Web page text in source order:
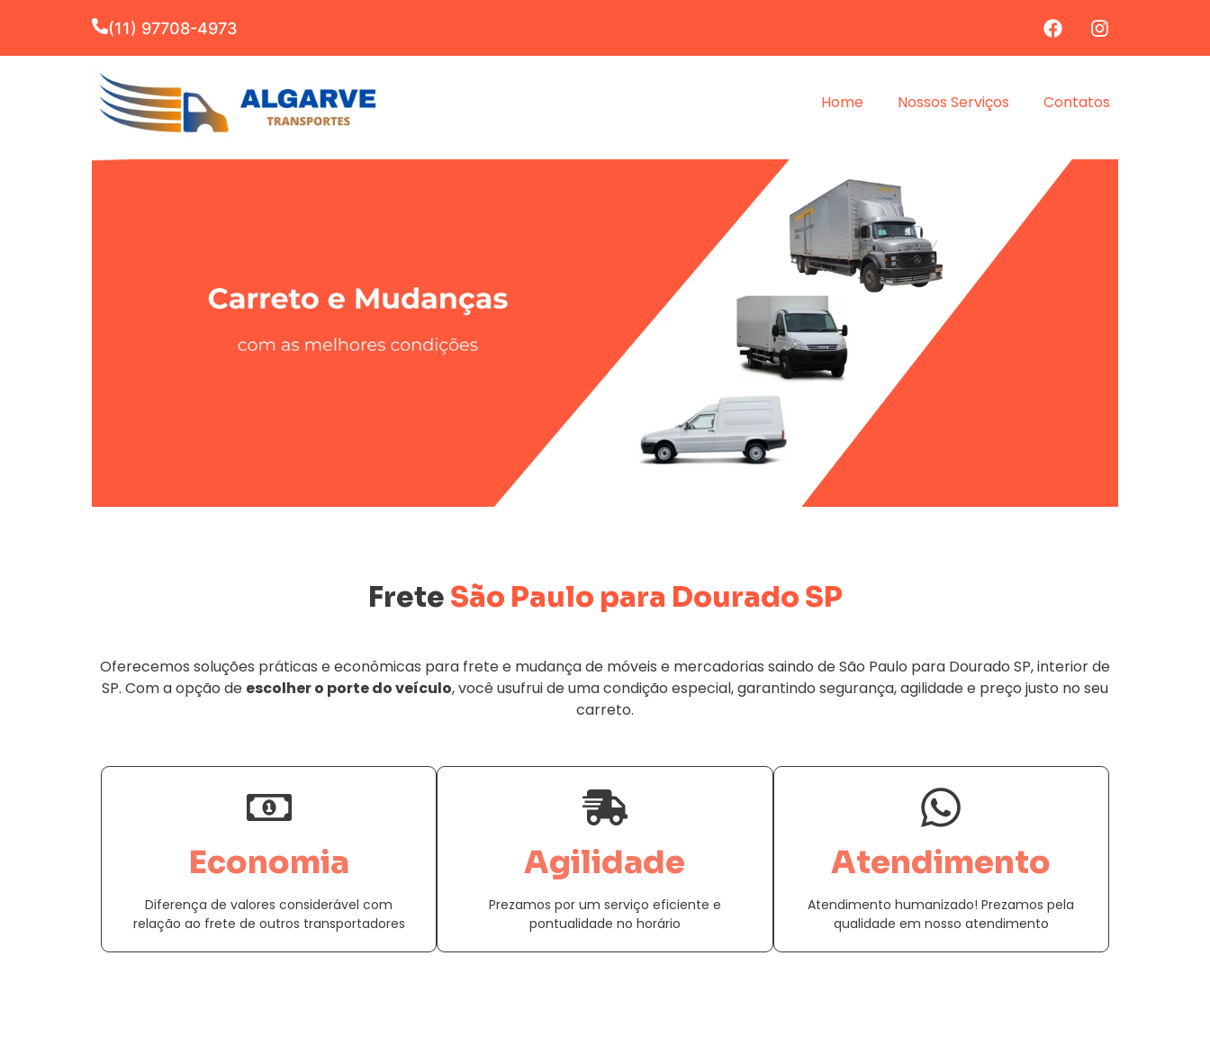
(11) 97708-4973
Home Nossos Serviços Contatos
Frete São Paulo para Dourado SP
Oferecemos soluções práticas e econômicas para frete e mudança de móveis e mercadorias saindo de São Paulo para Dourado SP, interior de
SP. Com a opção de escolher o porte do veículo, você usufrui de uma condição especial, garantindo segurança, agilidade e preço justo no seu
carreto.
Economia
Diferença de valores considerável com
relação ao frete de outros transportadores
Agilidade
Prezamos por um serviço eficiente e
pontualidade no horário
Atendimento
Atendimento humanizado! Prezamos pela
qualidade em nosso atendimento